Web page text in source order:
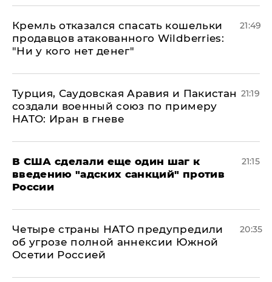
Кремль отказался спасать кошельки
продавцов атакованного Wildberries:
"Ни у кого нет денег"
21:49
Турция, Саудовская Аравия и Пакистан
создали военный союз по примеру
НАТО: Иран в гневе
21:19
В США сделали еще один шаг к
введению "адских санкций" против
России
21:15
Четыре страны НАТО предупредили
об угрозе полной аннексии Южной
Осетии Россией
20:35